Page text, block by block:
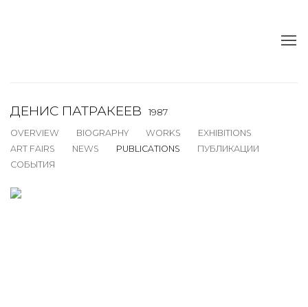
ДЕНИС ПАТРАКЕЕВ
1987
OVERVIEW
BIOGRAPHY WORKS
EXHIBITIONS
ART FAIRS
NEWS PUBLICATIONS
ПУБЛИКАЦИИ
СОБЫТИЯ